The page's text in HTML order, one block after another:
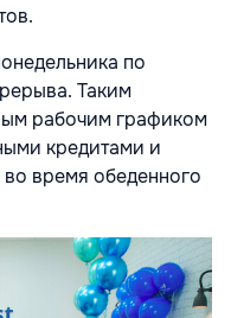
по
Таким
рабочим графиком
кредитами и
время обеденного